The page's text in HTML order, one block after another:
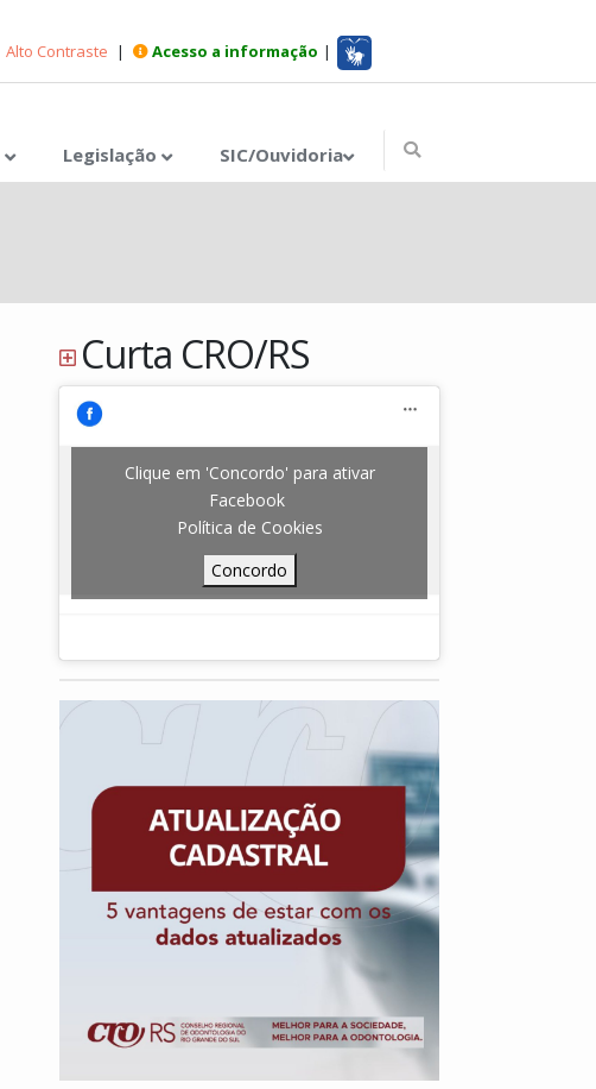
Alto Contraste | Acesso a informação |
Legislação SIC/Ouvidoria
Curta CRO/RS
Clique em 'Concordo' para ativar
Facebook
Política de Cookies
Concordo